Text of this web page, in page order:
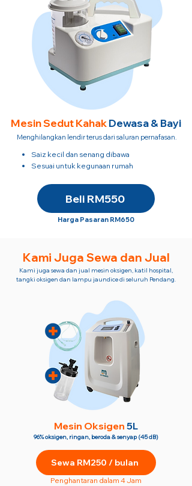
Mesin SedutKahakDewasa & Bayi
Menghilangkan lendir terus dari saluran pernafasan.
Saiz kecil dan senang dibawa
Sesuai untuk kegunaan rumah
Beli RM550
Harga Pasaran RM650
Kami Juga Sewa dan Jual
Kami juga sewa dan jual mesin oksigen, katil hospital,
tangki oksigen dan lampu jaundice di seluruh Pendang.
Mesin Oksigen 5L
96% oksigen, ringan, beroda & senyap (45 dB)
Sewa RM250 / bulan
Penghantaran dalam 4 Jam